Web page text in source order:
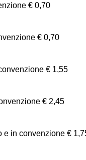
€ 0,70
€ 0,70
€ 1,55
€ 2,45
e in convenzione €